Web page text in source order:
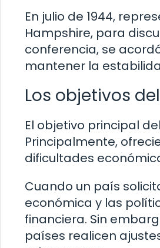
En julio de 1944,
Hampshire, para
conferencia, se
mantener la
Los objetivos del
El objetivo principal
Principalmente,
dificultades
Cuando un país
económica y las
financiera. Sin
países realicen